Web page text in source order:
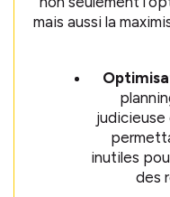
mais aussi la
judicieuse
inutiles
des